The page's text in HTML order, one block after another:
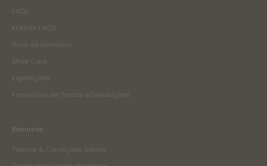
FAQs
KLARNA FAQ'S
Guia de tamanho
Shoe Care
Expedições
Formulário de Trocas e Devoluções
Recursos
Termos & Condições Gerais